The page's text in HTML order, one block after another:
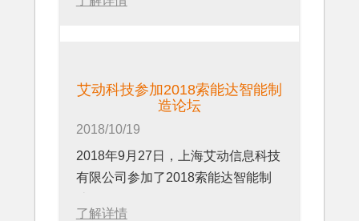
战略合作意向。
艾动科技参加2018索能达智能制
造论坛
2018/10/19
2018年9月27日，上海艾动信息科技
有限公司参加了2018索能达智能制
了解详情